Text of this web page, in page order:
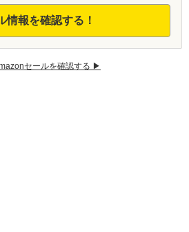
情報を確認する！
セールを確認する ▶︎